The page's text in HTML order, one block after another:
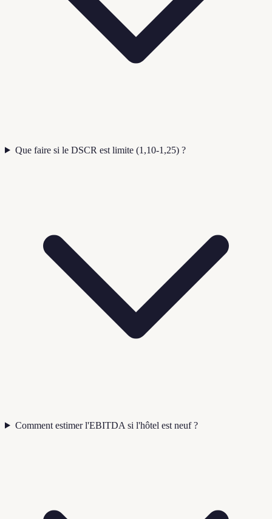
Que faire si le DSCR est limite (1,10-1,25) ?
Comment estimer l'EBITDA si l'hôtel est neuf ?